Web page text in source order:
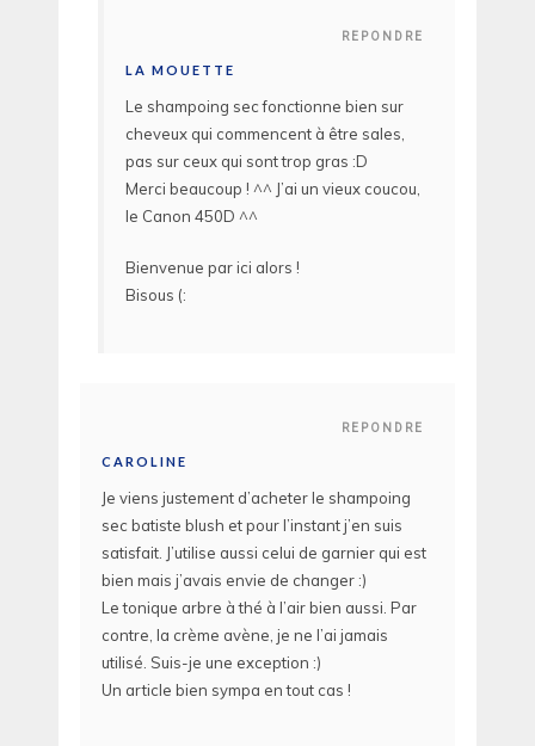
REPONDRE
LA MOUETTE
Le shampoing sec fonctionne bien sur
cheveux qui commencent à être sales,
pas sur ceux qui sont trop gras :D
Merci beaucoup ! ^^ J’ai un vieux coucou,
le Canon 450D ^^
Bienvenue par ici alors !
Bisous (:
REPONDRE
CAROLINE
Je viens justement d’acheter le shampoing
sec batiste blush et pour l’instant j’en suis
satisfait. J’utilise aussi celui de garnier qui est
bien mais j’avais envie de changer :)
Le tonique arbre à thé à l’air bien aussi. Par
contre, la crème avène, je ne l’ai jamais
utilisé. Suis-je une exception :)
Un article bien sympa en tout cas !